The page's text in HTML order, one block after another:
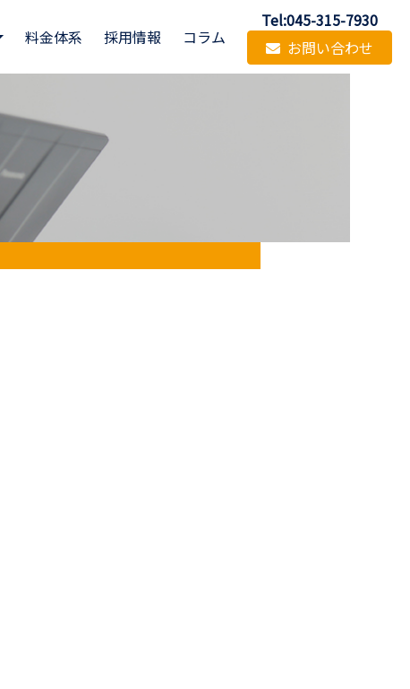
料金体系 採用情報 コラム
Tel:045-315-7930
お問い合わせ